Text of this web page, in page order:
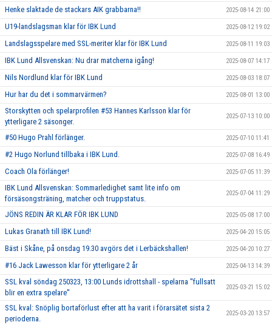
Henke slaktade de stackars AIK grabbarna!! 2025-08-14 21:00
U19-landslagsman klar för IBK Lund 2025-08-12 19:02
Landslagsspelare med SSL-meriter klar för IBK Lund 2025-08-11 19:03
IBK Lund Allsvenskan: Nu drar matcherna igång! 2025-08-07 14:17
Nils Nordlund klar för IBK Lund 2025-08-03 18:07
Hur har du det i sommarvärmen? 2025-08-01 13:00
Storskytten och spelarprofilen #53 Hannes Karlsson klar för
ytterligare 2 säsonger.
2025-07-13 10:00
#50 Hugo Prahl förlänger. 2025-07-10 11:41
#2 Hugo Norlund tillbaka i IBK Lund. 2025-07-08 16:49
Coach Ola förlänger! 2025-07-05 11:39
IBK Lund Allsvenskan: Sommarledighet samt lite info om
försäsongsträning, matcher och truppstatus.
2025-07-04 11:29
JÖNS REDIN ÄR KLAR FÖR IBK LUND 2025-05-08 17:00
Lukas Granath till IBK Lund! 2025-04-20 15:05
Bäst i Skåne, på onsdag 19.30 avgörs det i Lerbäckshallen! 2025-04-20 10:27
#16 Jack Lawesson klar för ytterligare 2 år 2025-04-13 14:39
SSL kval söndag 250323, 13:00 Lunds idrottshall - spelarna ''fullsatt
blir en extra spelare''
2025-03-21 15:02
SSL kval: Snöplig bortaförlust efter att ha varit i förarsätet sista 2
perioderna.
2025-03-20 13:57